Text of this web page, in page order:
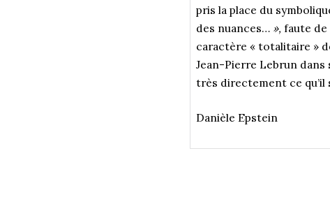
pris la place du
des nuances…», faute de
caractère « totalitaire »
Jean-Pierre Lebrun
très directement ce qu’il
Danièle Epstein